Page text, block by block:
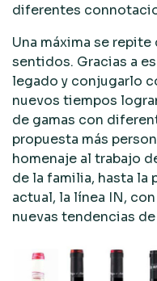
diferentes
Una máxima se repite
sentidos. Gracias a
legado y conjugarlo
nuevos tiempos
de gamas con
propuesta más
homenaje al trabajo
de la familia, hasta la
actual, la línea IN,
nuevas tendencias